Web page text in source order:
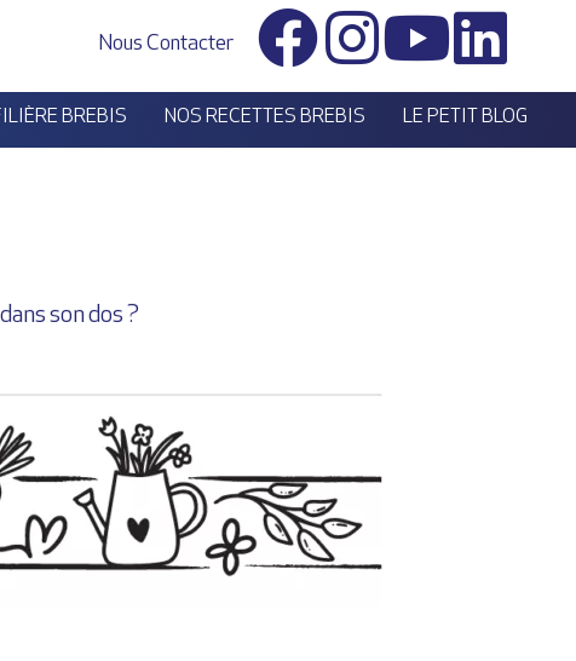
Nous Contacter
BREBIS NOS RECETTES BREBIS LE PETIT BLOG
son dos ?